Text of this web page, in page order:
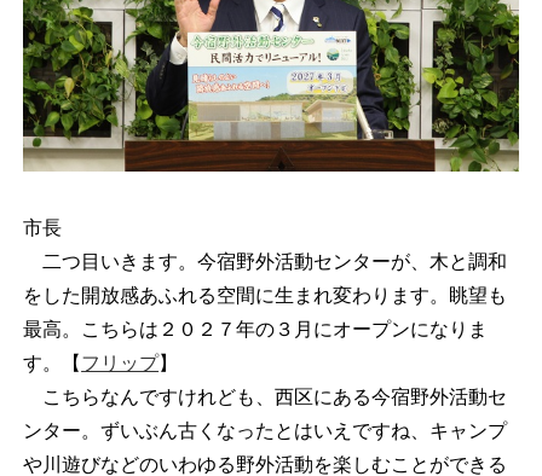
市長
二つ目いきます。今宿野外活動センターが、木と調和
をした開放感あふれる空間に生まれ変わります。眺望も
最高。こちらは２０２７年の３月にオープンになりま
す。【 フリップ】
こちらなんですけれども、西区にある今宿野外活動セ
ンター。ずいぶん古くなったとはいえですね、キャンプ
や川遊びなどのいわゆる野外活動を楽しむことができる